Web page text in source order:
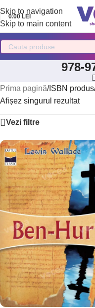
Skip to navigation
Skip to main content
0.00LEI
978-
Prima pagină/ISBN produs
Afișez singurul rezultat
Vezi filtre